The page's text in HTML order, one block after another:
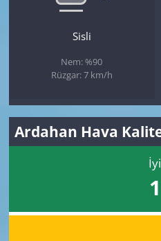
Sisli
Nem: %90
Rüzgar: 7 km/h
Ardahan Hava
İyi
1